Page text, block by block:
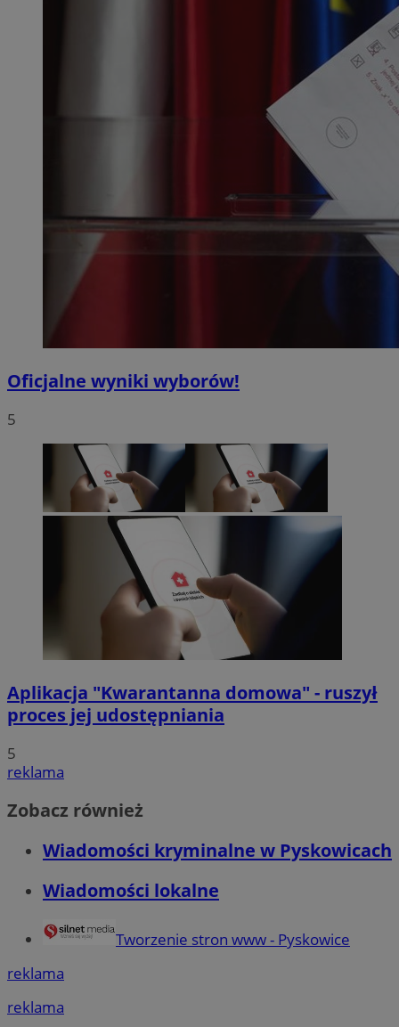
Oficjalne wyniki wyborów!
5
Aplikacja "Kwarantanna domowa" - ruszył
proces jej udostępniania
5
reklama
Zobacz również
Wiadomości kryminalne w Pyskowicach
Wiadomości lokalne
Tworzenie stron www - Pyskowice
reklama
reklama